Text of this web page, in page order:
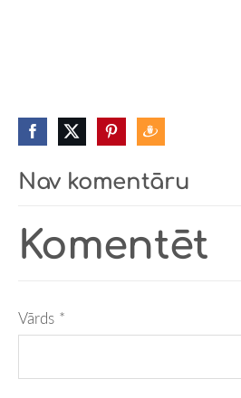
Nav komentāru
Komentēt
Vārds *